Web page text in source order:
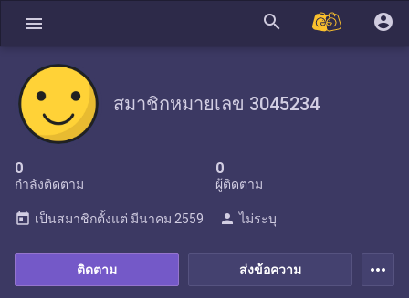
menu search account_circle
สมาชิกหมายเลข 3045234
0
กำลังติดตาม
0
ผู้ติดตาม
ส่งข้อความ
ติดตาม
today เป็นสมาชิกตั้งแต่ มีนาคม 2559 person ไม่ระบุ
more_horiz